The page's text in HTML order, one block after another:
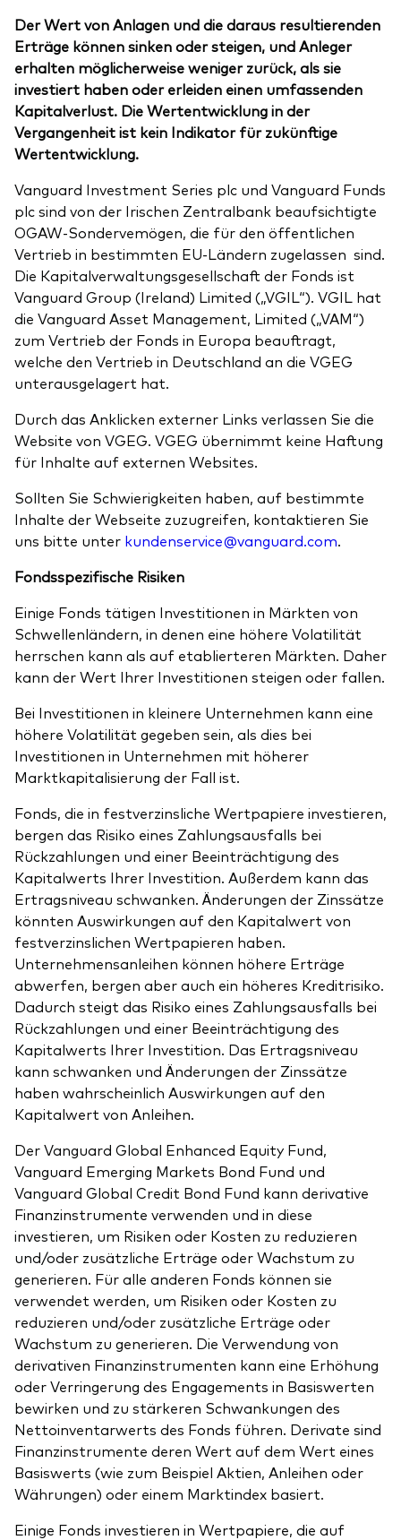
Der Wert von Anlagen und die daraus resultierenden
Erträge können sinken oder steigen, und Anleger
erhalten möglicherweise weniger zurück, als sie
investiert haben oder erleiden einen umfassenden
Kapitalverlust. Die Wertentwicklung in der
Vergangenheit ist kein Indikator für zukünftige
Wertentwicklung.
Vanguard Investment Series plc und Vanguard Funds
plc sind von der Irischen Zentralbank beaufsichtigte
OGAW-Sondervemögen, die für den öffentlichen
Vertrieb in bestimmten EU-Ländern zugelassen sind.
Die Kapitalverwaltungsgesellschaft der Fonds ist
Vanguard Group (Ireland) Limited („VGIL“). VGIL hat
die Vanguard Asset Management, Limited („VAM“)
zum Vertrieb der Fonds in Europa beauftragt,
welche den Vertrieb in Deutschland an die VGEG
unterausgelagert hat.
Durch das Anklicken externer Links verlassen Sie die
Website von VGEG. VGEG übernimmt keine Haftung
für Inhalte auf externen Websites.
Sollten Sie Schwierigkeiten haben, auf bestimmte
Inhalte der Webseite zuzugreifen, kontaktieren Sie
uns bitte unter kundenservice@vanguard.com.
Fondsspezifische Risiken
Einige Fonds tätigen Investitionen in Märkten von
Schwellenländern, in denen eine höhere Volatilität
herrschen kann als auf etablierteren Märkten. Daher
kann der Wert Ihrer Investitionen steigen oder fallen.
Bei Investitionen in kleinere Unternehmen kann eine
höhere Volatilität gegeben sein, als dies bei
Investitionen in Unternehmen mit höherer
Marktkapitalisierung der Fall ist.
Fonds, die in festverzinsliche Wertpapiere investieren,
bergen das Risiko eines Zahlungsausfalls bei
Rückzahlungen und einer Beeinträchtigung des
Kapitalwerts Ihrer Investition. Außerdem kann das
Ertragsniveau schwanken. Änderungen der Zinssätze
könnten Auswirkungen auf den Kapitalwert von
festverzinslichen Wertpapieren haben.
Unternehmensanleihen können höhere Erträge
abwerfen, bergen aber auch ein höheres Kreditrisiko.
Dadurch steigt das Risiko eines Zahlungsausfalls bei
Rückzahlungen und einer Beeinträchtigung des
Kapitalwerts Ihrer Investition. Das Ertragsniveau
kann schwanken und Änderungen der Zinssätze
haben wahrscheinlich Auswirkungen auf den
Kapitalwert von Anleihen.
Der Vanguard Global Enhanced Equity Fund,
Vanguard Emerging Markets Bond Fund und
Vanguard Global Credit Bond Fund kann derivative
Finanzinstrumente verwenden und in diese
investieren, um Risiken oder Kosten zu reduzieren
und/oder zusätzliche Erträge oder Wachstum zu
generieren. Für alle anderen Fonds können sie
verwendet werden, um Risiken oder Kosten zu
reduzieren und/oder zusätzliche Erträge oder
Wachstum zu generieren. Die Verwendung von
derivativen Finanzinstrumenten kann eine Erhöhung
oder Verringerung des Engagements in Basiswerten
bewirken und zu stärkeren Schwankungen des
Nettoinventarwerts des Fonds führen. Derivate sind
Finanzinstrumente deren Wert auf dem Wert eines
Basiswerts (wie zum Beispiel Aktien, Anleihen oder
Währungen) oder einem Marktindex basiert.
Einige Fonds investieren in Wertpapiere, die auf